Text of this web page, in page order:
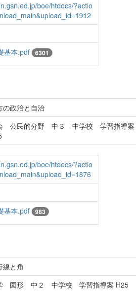
boe/htdocs/?actio
基本.pdf 6301
の政治と自治
公民的分野 中３ 中学校 学習指導案
boe/htdocs/?actio
基本.pdf 983
線と角
図形 中２ 中学校 学習指導案 H25